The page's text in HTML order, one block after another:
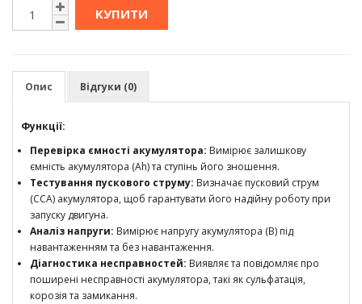
КУПИТИ
Опис Відгуки (0)
Функції:
Перевірка ємності акумулятора: Вимірює залишкову
ємність акумулятора (Ah) та ступінь його зношення.
Тестування пускового струму: Визначає пусковий струм
(CCA) акумулятора, щоб гарантувати його надійну роботу при
запуску двигуна.
Аналіз напруги: Вимірює напругу акумулятора (В) під
навантаженням та без навантаження.
Діагностика несправностей: Виявляє та повідомляє про
поширені несправності акумулятора, такі як сульфатація,
корозія та замикання.